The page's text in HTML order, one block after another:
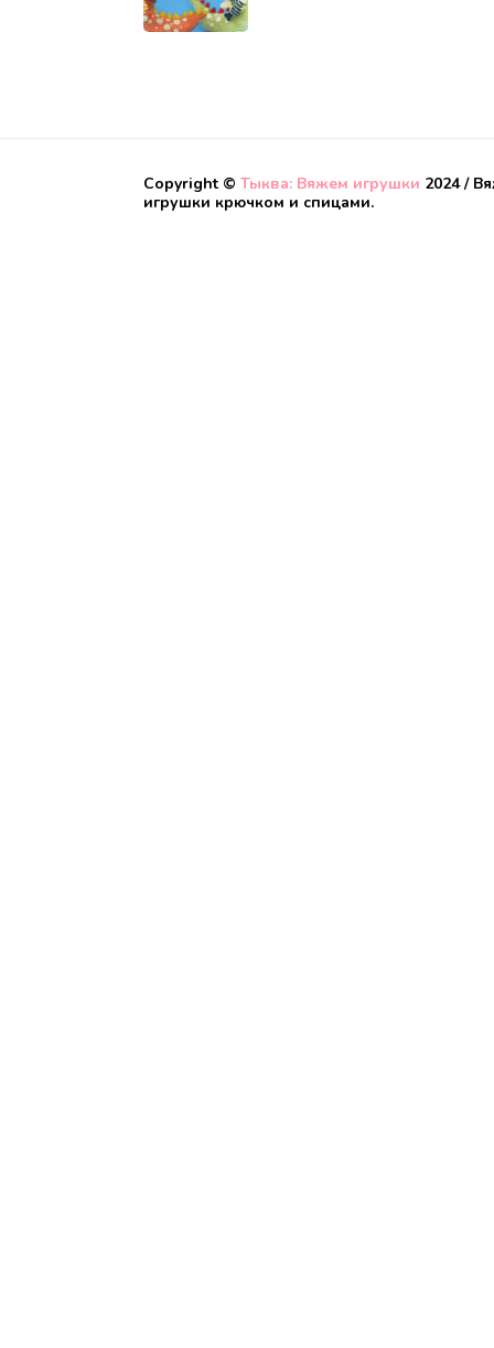
Copyright © Тыква: Вяжем игрушки 2024 /
игрушки крючком и спицами.